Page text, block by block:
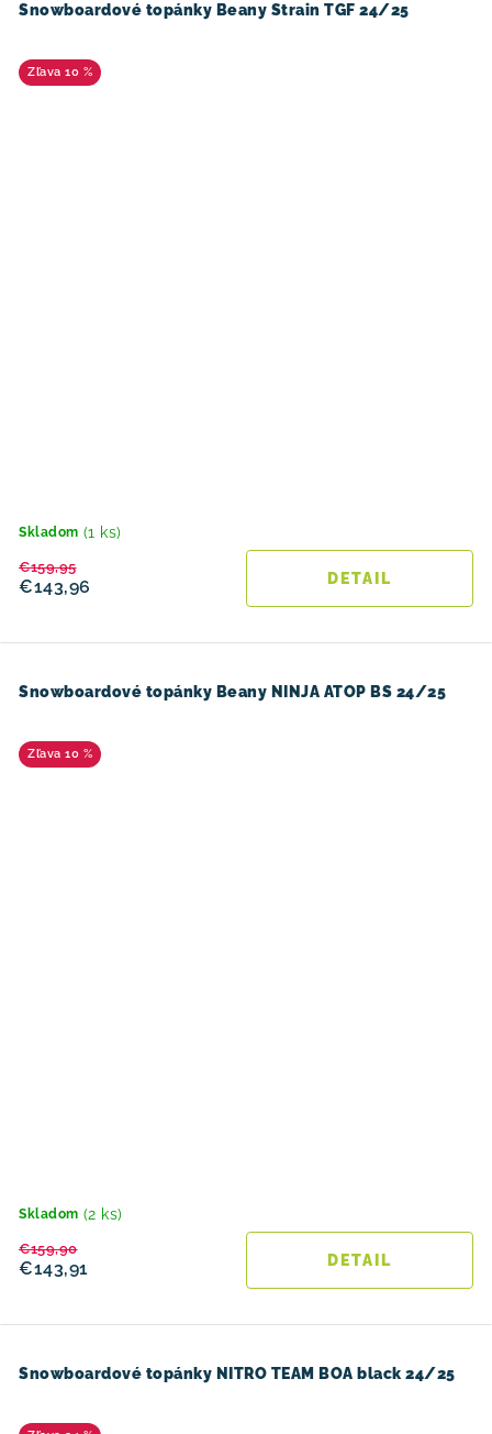
Snowboardové topánky Beany Strain TGF 24/25
10 %
Skladom (1 ks)
€143,96
€159,95
DETAIL
Snowboardové topánky Beany NINJA ATOP BS 24/25
10 %
Skladom (2 ks)
€143,91
€159,90
DETAIL
Snowboardové topánky NITRO TEAM BOA black 24/25